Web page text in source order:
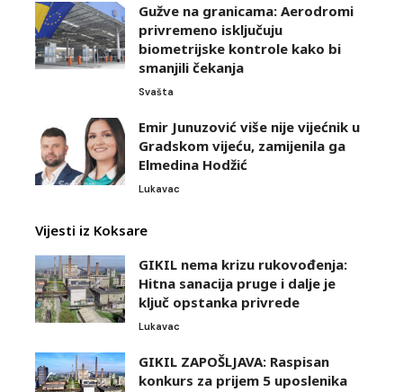
Gužve na granicama: Aerodromi
privremeno isključuju
biometrijske kontrole kako bi
smanjili čekanja
Svašta
Emir Junuzović više nije vijećnik u
Gradskom vijeću, zamijenila ga
Elmedina Hodžić
Lukavac
Vijesti iz Koksare
GIKIL nema krizu rukovođenja:
Hitna sanacija pruge i dalje je
ključ opstanka privrede
Lukavac
GIKIL ZAPOŠLJAVA: Raspisan
konkurs za prijem 5 uposlenika